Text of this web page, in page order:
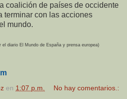
coalición de países de occidente
terminar con las acciones
mundo.
diario El Mundo de España y prensa europea)
en 1:07 p.m. No hay comentarios.: